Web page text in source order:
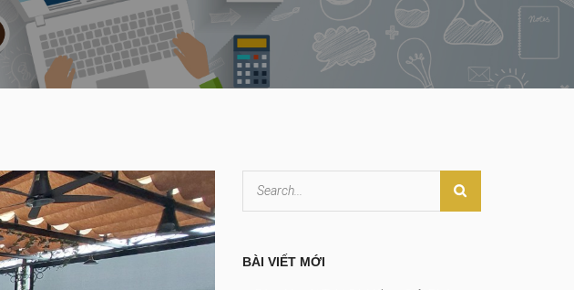
BÀI VIẾT MỚI